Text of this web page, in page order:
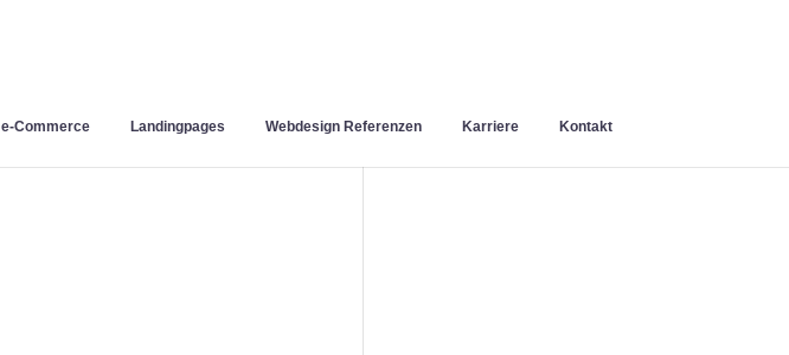
e-Commerce Landingpages Webdesign Referenzen Karriere Kontakt